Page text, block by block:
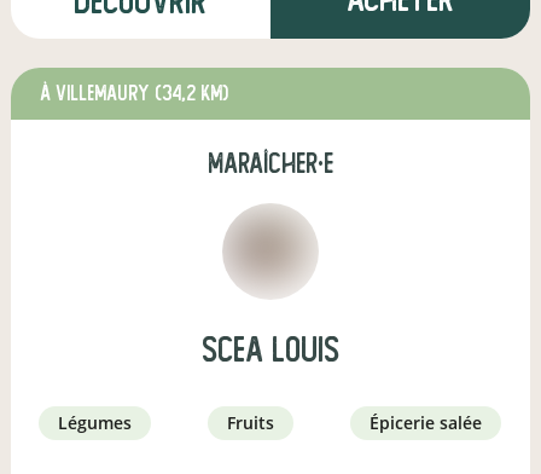
à Villemaury (34,2 km)
maraîcher·e
SCEA Louis
légumes fruits épicerie salée